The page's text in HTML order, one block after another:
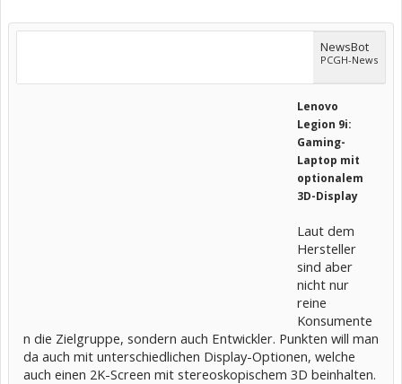
NewsBot
PCGH-News
Lenovo
Legion 9i:
Gaming-
Laptop mit
optionalem
3D-Display
Laut dem
Hersteller
sind aber
nicht nur
reine
Konsumente
n die Zielgruppe, sondern auch Entwickler. Punkten will man
da auch mit unterschiedlichen Display-Optionen, welche
auch einen 2K-Screen mit stereoskopischem 3D beinhalten.